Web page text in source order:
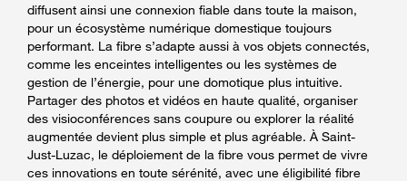
diffusent ainsi une connexion fiable dans toute la maison,
pour un écosystème numérique domestique toujours
performant. La fibre s’adapte aussi à vos objets connectés,
comme les enceintes intelligentes ou les systèmes de
gestion de l’énergie, pour une domotique plus intuitive.
Partager des photos et vidéos en haute qualité, organiser
des visioconférences sans coupure ou explorer la réalité
augmentée devient plus simple et plus agréable. À Saint-
Just-Luzac, le déploiement de la fibre vous permet de vivre
ces innovations en toute sérénité, avec une éligibilité fibre